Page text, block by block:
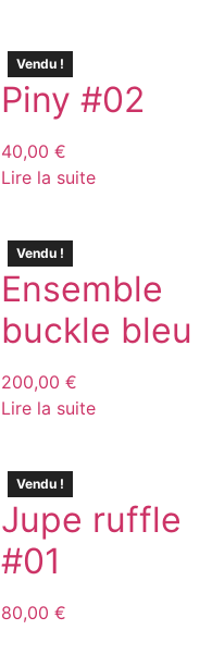
Vendu !
Piny #02
40,00 €
Lire la suite
Vendu !
Ensemble
buckle bleu
200,00 €
Lire la suite
Vendu !
Jupe ruffle
#01
80,00 €